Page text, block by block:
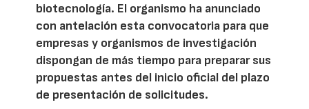
biotecnología. El organismo ha anunciado
con antelación esta convocatoria para que
empresas y organismos de investigación
dispongan de más tiempo para preparar sus
propuestas antes del inicio oficial del plazo
de presentación de solicitudes.